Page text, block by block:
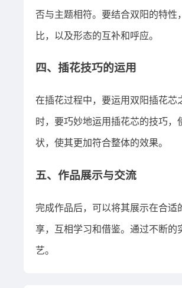
否与主题相符。要结合双阳的特
比，以及形态的互补和呼应。
四、插花技巧的运用
在插花过程中，要运用双阳插花芯
时，要巧妙地运用插花芯的技巧
状，使其更加符合整体的效果。
五、作品展示与交流
完成作品后，可以将其展示在合
享，互相学习和借鉴。通过不断
艺。